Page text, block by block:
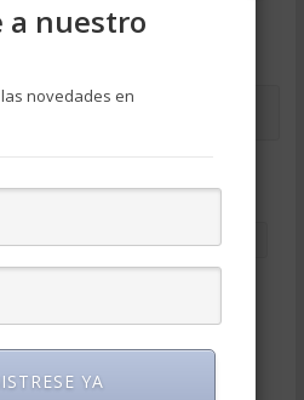
a nuestro
novedades en
YA